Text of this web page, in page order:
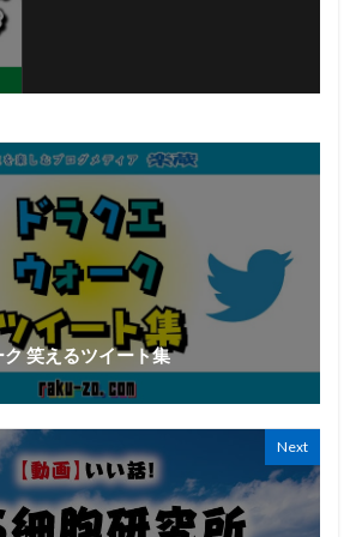
ク 笑えるツイート集
Next